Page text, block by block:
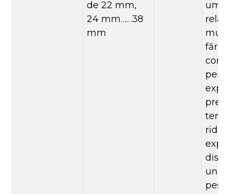
de 22 mm,
24 mm……38
mm
mult
fără
un